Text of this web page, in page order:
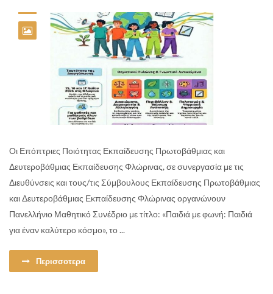
Οι Επόπτριες Ποιότητας Εκπαίδευσης Πρωτοβάθμιας και
Δευτεροβάθμιας Εκπαίδευσης Φλώρινας, σε συνεργασία με τις
Διευθύνσεις και τους/τις Σύμβουλους Εκπαίδευσης Πρωτοβάθμιας
και Δευτεροβάθμιας Εκπαίδευσης Φλώρινας οργανώνουν
Πανελλήνιο Μαθητικό Συνέδριο με τίτλο: «Παιδιά με φωνή: Παιδιά
για έναν καλύτερο κόσμο», το ...
Περισσοτερα